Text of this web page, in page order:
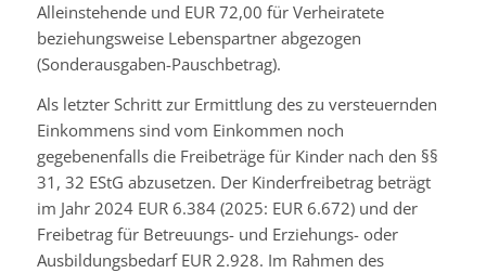
Alleinstehende und EUR 72,00 für Verheiratete
beziehungsweise Lebenspartner abgezogen
(Sonderausgaben-Pauschbetrag).
Als letzter Schritt zur Ermittlung des zu versteuernden
Einkommens sind vom Einkommen noch
gegebenenfalls die Freibeträge für Kinder nach den §§
31, 32 EStG abzusetzen. Der Kinderfreibetrag beträgt
im Jahr 2024 EUR 6.384 (2025: EUR 6.672) und der
Freibetrag für Betreuungs- und Erziehungs- oder
Ausbildungsbedarf EUR 2.928. Im Rahmen des